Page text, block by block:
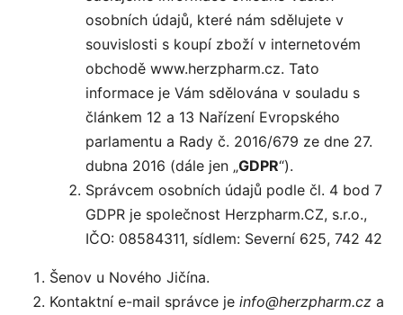
osobních údajů, které nám sdělujete v
souvislosti s koupí zboží v internetovém
obchodě www.herzpharm.cz. Tato
informace je Vám sdělována v souladu s
článkem 12 a 13 Nařízení Evropského
parlamentu a Rady č. 2016/679 ze dne 27.
dubna 2016 (dále jen „GDPR“).
Správcem osobních údajů podle čl. 4 bod 7
GDPR je společnost Herzpharm.CZ, s.r.o.,
IČO: 08584311, sídlem: Severní 625, 742 42
Šenov u Nového Jičína.
Kontaktní e-mail správce je info@herzpharm.cz a